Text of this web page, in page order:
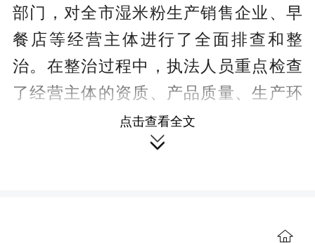
部门，对全市湿米粉生产销售企业、早
餐店等经营主体进行了全面排查和整
治。在整治过程中，执法人员重点检查
了经营主体的资质、产品质量、生产环
境、原材料来源、产品标签标识、产品
包装运输等方面，并随机对销售的湿米
安全知识，提高市民食品安全意识和自
点击查看全文
